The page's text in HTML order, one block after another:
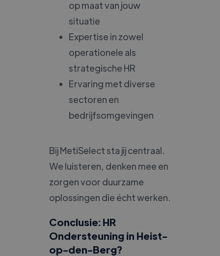
op maat van jouw
situatie
Expertise in zowel
operationele als
strategische HR
Ervaring met diverse
sectoren en
bedrijfsomgevingen
Bij MetiSelect sta jij centraal.
We luisteren, denken mee en
zorgen voor duurzame
oplossingen die écht werken.
Conclusie: HR
Ondersteuning in Heist-
op-den-Berg?